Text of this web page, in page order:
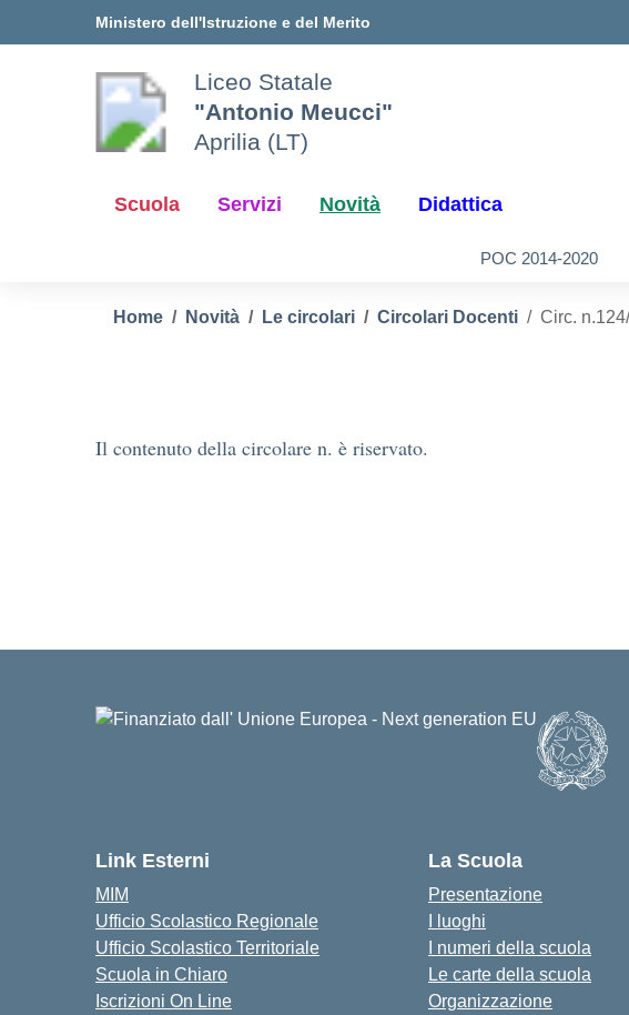
Ministero dell'Istruzione e del Merito
Liceo Statale
"Antonio Meucci"
Aprilia (LT)
Scuola Servizi Novità Didattica
POC 2014-2020
Home Novità Le circolari Circolari Docenti Circ.
Il contenuto della circolare n. è riservato.
Link Esterni
MIM
Ufficio Scolastico Regionale
Ufficio Scolastico Territoriale
Scuola in Chiaro
Iscrizioni On Line
La Scuola
Presentazione
I luoghi
I numeri della scuola
Le carte della scuola
Organizzazione